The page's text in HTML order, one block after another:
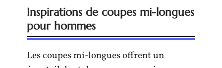
Inspirations de coupes mi-longues
pour hommes
Les coupes mi-longues offrent un